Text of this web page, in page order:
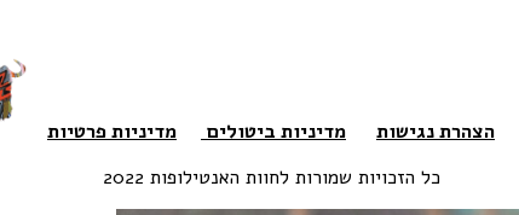
הצהרת נגישות מדיניות ביטולים
מדיניות פרטיות
כל הזכויות שמורות לחוות האנטילופות 2022